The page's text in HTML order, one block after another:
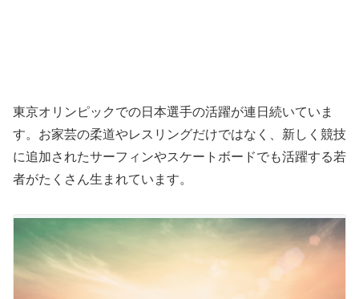
東京オリンピックでの日本選手の活躍が連日続いていま
す。お家芸の柔道やレスリングだけではなく、新しく競技
に追加されたサーフィンやスケートボードでも活躍する若
者がたくさん生まれています。